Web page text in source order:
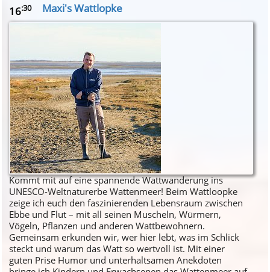
16:30 Maxi's Wattlopke
Kommt mit auf eine spannende Wattwanderung ins
UNESCO-Weltnaturerbe Wattenmeer! Beim Wattloopke
zeige ich euch den faszinierenden Lebensraum zwischen
Ebbe und Flut – mit all seinen Muscheln, Würmern,
Vögeln, Pflanzen und anderen Wattbewohnern.
Gemeinsam erkunden wir, wer hier lebt, was im Schlick
steckt und warum das Watt so wertvoll ist. Mit einer
guten Prise Humor und unterhaltsamen Anekdoten